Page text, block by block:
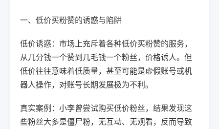
一、低价买粉赞的诱惑与陷阱
低价诱惑：市场上充斥着各种低价买粉赞的服务，
从几分钱一个赞到几毛钱一个粉丝，价格诱人。但
低价往往意味着低质量，甚至可能是虚假账号或机
器人操作，对账号长期发展极为不利。
真实案例：小李曾尝试购买低价粉丝，结果发现这
些粉丝大多是僵尸粉，无互动、无观看，反而导致